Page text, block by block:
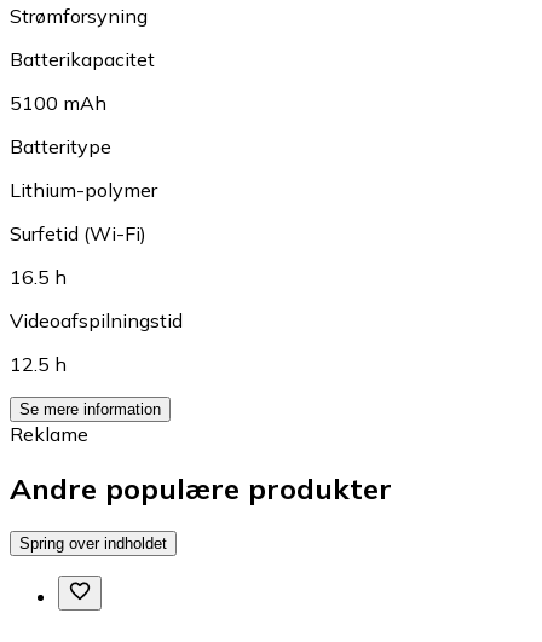
Strømforsyning
Batterikapacitet
5100 mAh
Batteritype
Lithium-polymer
Surfetid (Wi-Fi)
16.5 h
Videoafspilningstid
12.5 h
Se mere information
Reklame
Andre populære produkter
Spring over indholdet